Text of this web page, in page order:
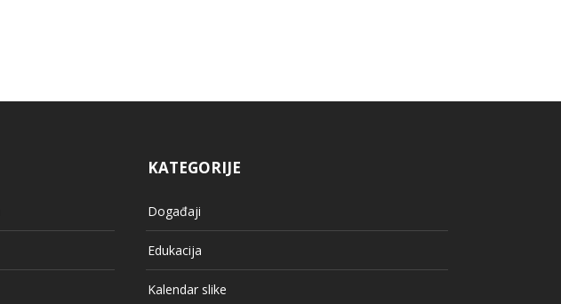
KATEGORIJE
Događaji
Edukacija
Kalendar slike